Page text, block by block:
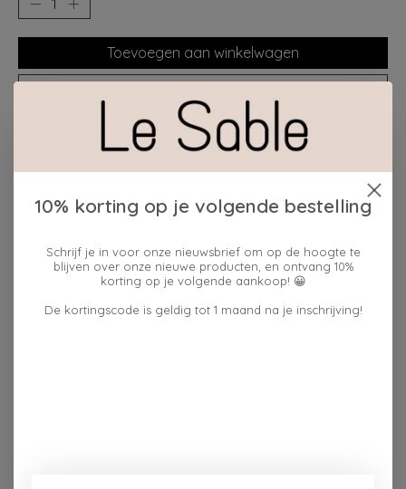
Toevoegen aan winkelwagen
Toevoegen om te vergelijken
Beschrijving Reviews (0)
Houd er rekening mee dat onze emailkleuren met de
hand worden gemengd, wat een kleine variatie in de
10% korting op je volgende bestelling
Schrijf je in voor onze nieuwsbrief om op de hoogte te
blijven over onze nieuwe producten, en ontvang 10%
korting op je volgende aankoop! 😀
De kortingscode is geldig tot 1 maand na je inschrijving!